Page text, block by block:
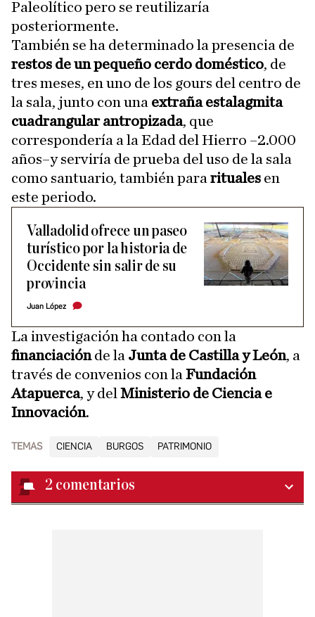
Paleolítico pero se reutilizaría
posteriormente.
También se ha determinado la presencia de
restos de un pequeño cerdo doméstico, de
tres meses, en uno de los gours del centro de
la sala, junto con una extraña estalagmita
cuadrangular antropizada, que
correspondería a la Edad del Hierro –2.000
años–y serviría de prueba del uso de la sala
como santuario, también para rituales en
este periodo.
Valladolid ofrece un paseo
turístico por la historia de
Occidente sin salir de su
provincia
Juan López
La investigación ha contado con la
financiaciónde la Junta de Castilla y León, a
través de convenios con la Fundación
Atapuerca, y del Ministerio de Ciencia e
Innovación.
TEMAS CIENCIA BURGOS PATRIMONIO
2 comentarios